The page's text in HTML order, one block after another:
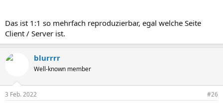
Das ist 1:1 so mehrfach reproduzierbar, egal welche Seite
Client / Server ist.
blurrrr
Well-known member
3 Feb. 2022 #26